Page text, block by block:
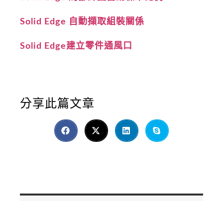
Solid Edge 自動擷取組裝關係
Solid Edge建立零件通風口
分享此篇文章